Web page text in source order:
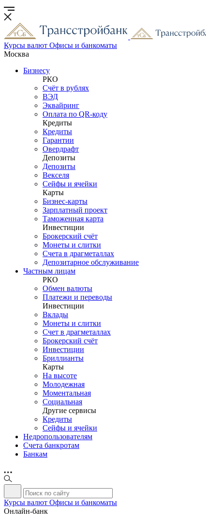
Курсы валют Офисы и банкоматы
Москва
Бизнесу
РКО
Счёт в рублях
ВЭД
Эквайринг
Оплата по QR-коду
Кредиты
Кредиты
Гарантии
Овердрафт
Депозиты
Депозиты
Векселя
Сейфы и ячейки
Карты
Бизнес-карты
Зарплатный проект
Таможенная карта
Инвестиции
Брокерский счёт
Монеты и слитки
Счета в драгметаллах
Депозитарное обслуживание
Частным лицам
РКО
Обмен валюты
Платежи и переводы
Инвестиции
Вклады
Монеты и слитки
Счет в драгметаллах
Брокерский счёт
Инвестиции
Бриллианты
Карты
На высоте
Молодежная
Моментальная
Социальная
Другие сервисы
Кредиты
Сейфы и ячейки
Недропользователям
Счета банкротам
Банкам
Курсы валют Офисы и банкоматы
Онлайн-банк